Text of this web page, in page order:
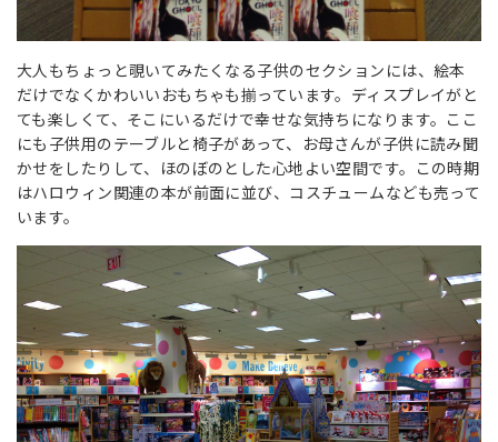
大人もちょっと覗いてみたくなる子供のセクションには、絵本
だけでなくかわいいおもちゃも揃っています。ディスプレイがと
ても楽しくて、そこにいるだけで幸せな気持ちになります。ここ
にも子供用のテーブルと椅子があって、お母さんが子供に読み聞
かせをしたりして、ほのぼのとした心地よい空間です。この時期
はハロウィン関連の本が前面に並び、コスチュームなども売って
います。